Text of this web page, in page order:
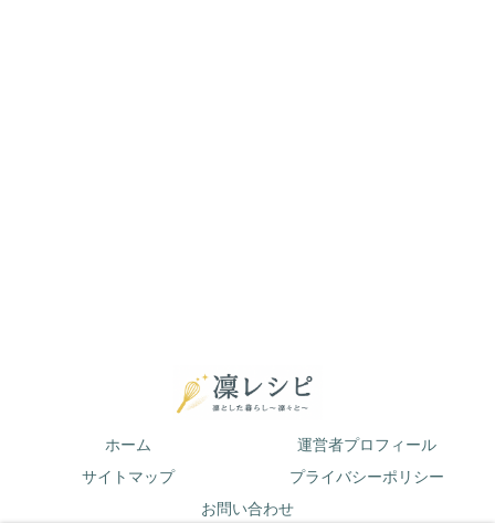
ホーム
運営者プロフィール
サイトマップ
プライバシーポリシー
お問い合わせ